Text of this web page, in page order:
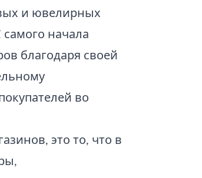
и ювелирных
начала
благодаря своей
во
это то, что в